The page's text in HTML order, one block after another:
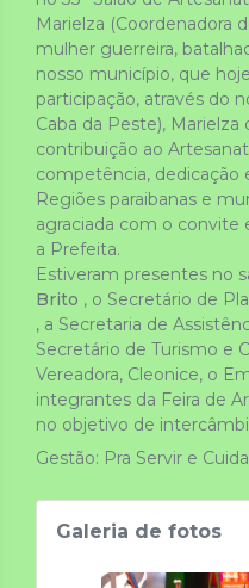
Marielza (Coordenadora
mulher guerreira,
nosso município, que
participação, através do
Caba da Peste),
contribuição ao
competência, dedicação
Regiões paraibanas e
agraciada com o convite
a Prefeita.
Estiveram presentes no
Brito , o Secretário de
, a Secretaria de
Secretário de Turismo e
Vereadora, Cleonice, o
integrantes da Feira de
no objetivo de
Gestão: Pra Servir e
Galeria de fotos